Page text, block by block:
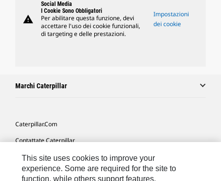
warning
Social Media
I Cookie Sono Obbligatori
Per abilitare questa funzione, devi
accettare l'uso dei cookie funzionali,
di targeting e delle prestazioni.
Impostazioni
dei cookie
Marchi Caterpillar
Caterpillar.com
Contattate Caterpillar
Le Mie Preferenze Di Marketing
Mappa Del Sito
This site uses cookies to improve your
experience. Some are required for the site to
function, while others support features,